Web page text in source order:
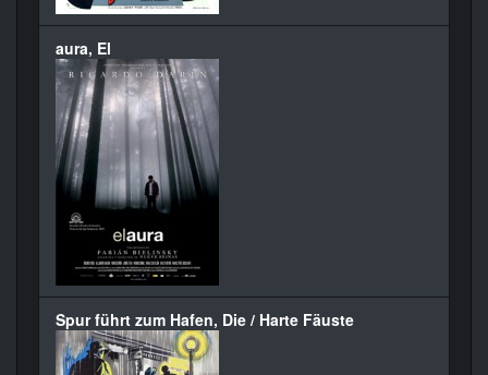
aura, El
Spur führt zum Hafen, Die / Harte Fäuste